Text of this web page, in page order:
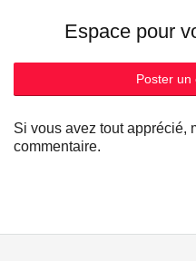
Espace pour
Poster un
Si vous avez tout apprécié,
commentaire.